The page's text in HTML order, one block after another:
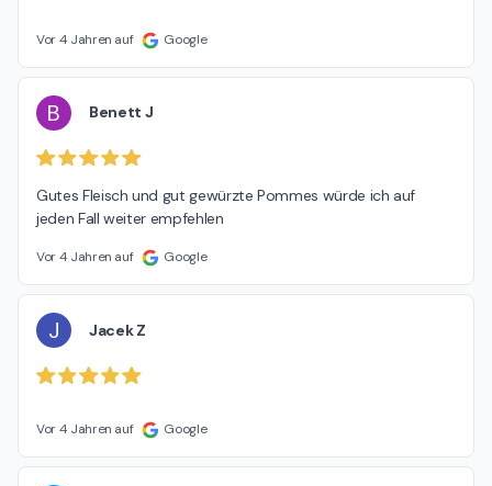
Vor 4 Jahren auf Google
B Benett J
Gutes Fleisch und gut gewürzte Pommes würde ich auf
jeden Fall weiter empfehlen
Vor 4 Jahren auf Google
J Jacek Z
Vor 4 Jahren auf Google